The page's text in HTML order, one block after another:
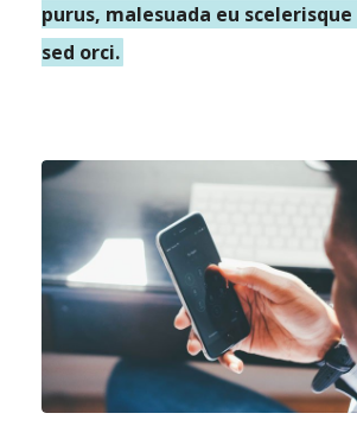
purus, malesuada eu
sed orci.